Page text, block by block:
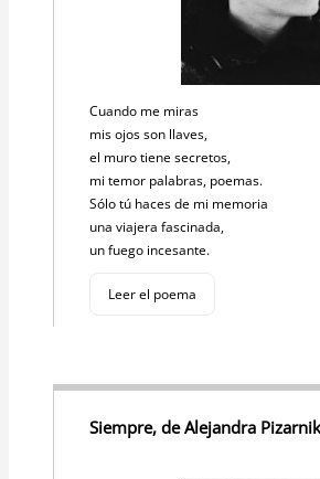
Cuando me miras
mis ojos son llaves,
el muro tiene secretos,
mi temor palabras, poemas.
Sólo tú haces de mi memoria
una viajera fascinada,
un fuego incesante.
Leer el poema
Siempre, de Alejandra